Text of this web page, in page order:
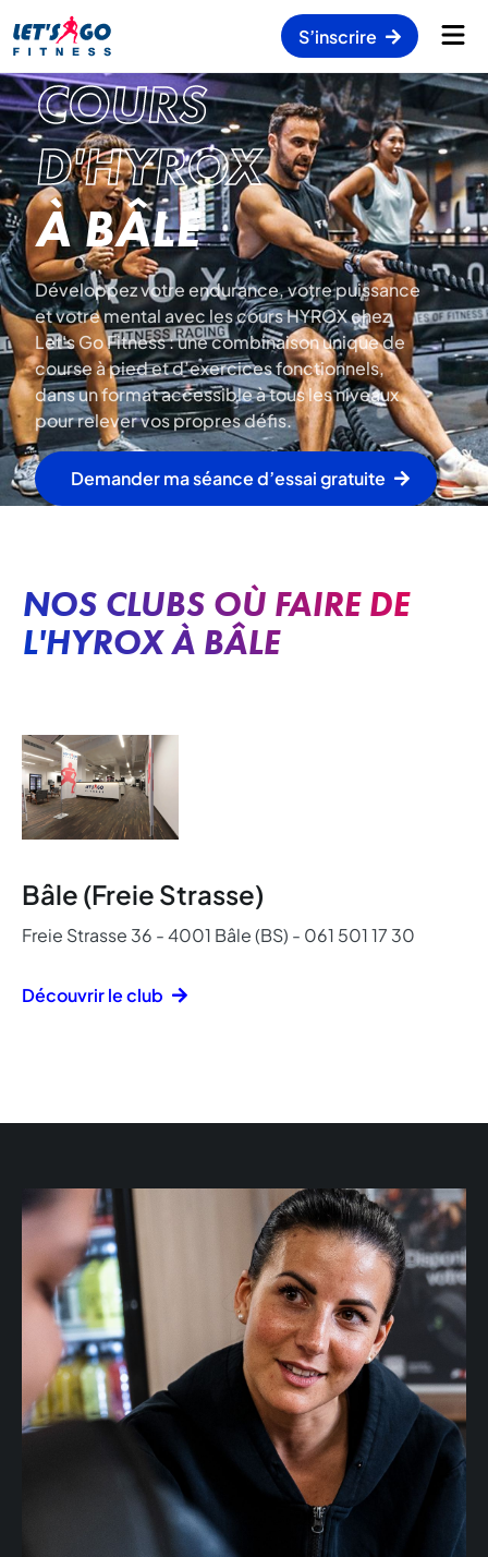
S’inscrire
COURS
D'HYROX
À BÂLE
Développez votre endurance, votre puissance
et votre mental avec les cours HYROX chez
Let's Go Fitness : une combinaison unique de
course à pied et d’exercices fonctionnels,
dans un format accessible à tous les niveaux
pour relever vos propres défis.
Demander ma séance d’essai gratuite
NOS CLUBS OÙ FAIRE DE
L'HYROX À BÂLE
Bâle (Freie Strasse)
Freie Strasse 36 - 4001 Bâle (BS) - 061 501 17 30
Découvrir le club